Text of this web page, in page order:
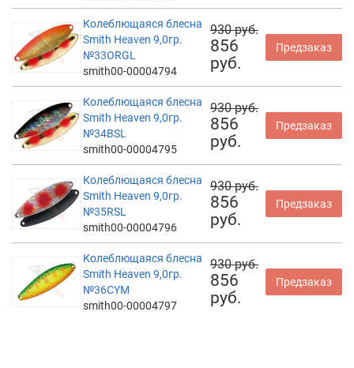
Колеблющаяся блесна
Smith Heaven 9,0гр.
№33ORGL
smith00-00004794
930 руб.
856
руб.
Предзаказ
Колеблющаяся блесна
Smith Heaven 9,0гр.
№34BSL
smith00-00004795
930 руб.
856
руб.
Предзаказ
Колеблющаяся блесна
Smith Heaven 9,0гр.
№35RSL
smith00-00004796
930 руб.
856
руб.
Предзаказ
Колеблющаяся блесна
Smith Heaven 9,0гр.
№36CYM
smith00-00004797
930 руб.
856
руб.
Предзаказ